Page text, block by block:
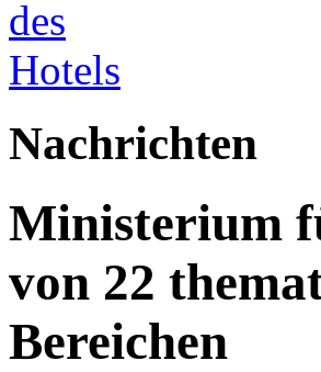
Nachrichten
Ministerium
von 22
Bereichen